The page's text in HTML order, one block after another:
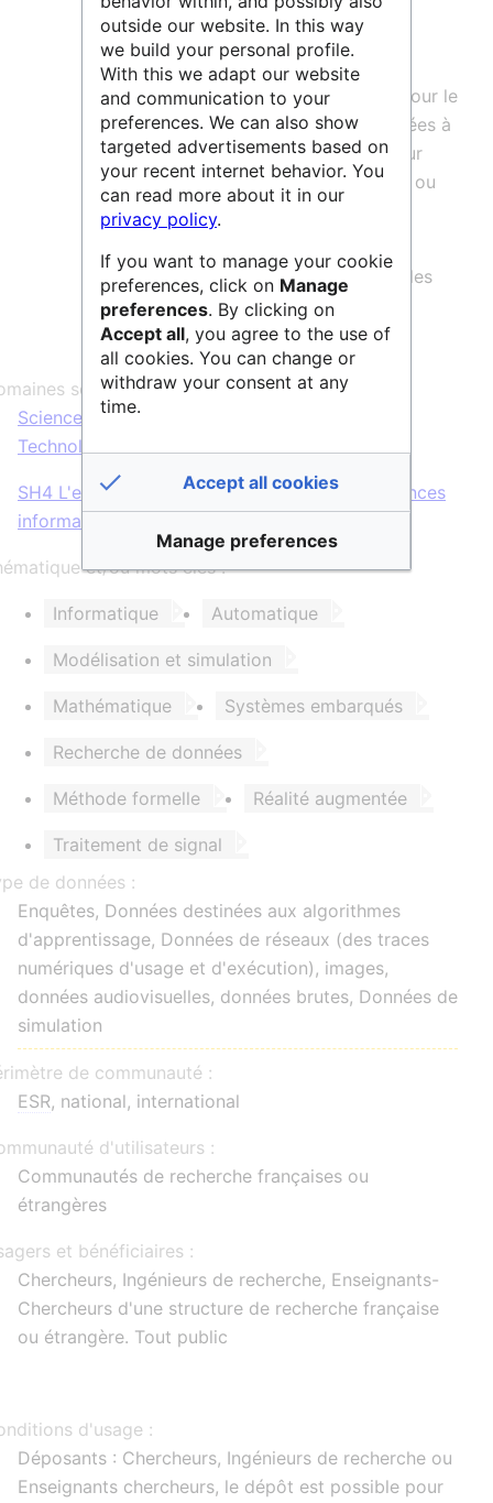
Commons) et lacitation des jeux de
données.
La plateforme PerSCiDO est ouverte pour le
dépôt et la recherche de jeux de données à
tout chercheur ou enseignant-chercheur
d'une structure de recherche française ou
étrangère.
PerSCiDO propose un service de
statistiques sur le nombre et l'origine des
téléchargements.
scientifiques :
Sciences Humaines & Sociales
Technologies
SH4 L'esprit humain et sa complexité PE6 Sciences
informatiques et informatique
et/ou mots clés :
Informatique Automatique
Modélisation et simulation
Mathématique Systèmes embarqués
Recherche de données
Méthode formelle Réalité augmentée
Traitement de signal
de données :
Enquêtes, Données destinées aux algorithmes
d'apprentissage, Données de réseaux (des traces
numériques d'usage et d'exécution), images,
données audiovisuelles, données brutes, Données de
simulation
de communauté :
ESR, national, international
d'utilisateurs :
Communautés de recherche françaises ou
étrangères
et bénéficiaires :
Chercheurs, Ingénieurs de recherche, Enseignants-
Chercheurs d'une structure de recherche française
ou étrangère. Tout public
d'usage :
Déposants : Chercheurs, Ingénieurs de recherche ou
Enseignants chercheurs, le dépôt est possible pour
outside our website. In this way
we build your personal profile.
With this we adapt our website
and communication to your
preferences. We can also show
targeted advertisements based on
your recent internet behavior. You
can read more about it in our
privacy policy.
If you want to manage your cookie
preferences, click on Manage
preferences. By clicking on
Accept all, you agree to the use of
all cookies. You can change or
withdraw your consent at any
time.
Accept all cookies
Manage preferences